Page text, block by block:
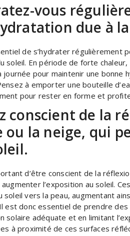
vous
due à
de s’hydrater régulièrement
soleil. En période de forte
journée pour maintenir une
à emporter une bouteille
pour rester en forme et
conscient de la
ou la neige, qui
d’être conscient de la
l’exposition au soleil.
soleil vers la peau, augmentant
est donc essentiel de prendre
solaire adéquate et en limitant
à proximité de ces surfaces